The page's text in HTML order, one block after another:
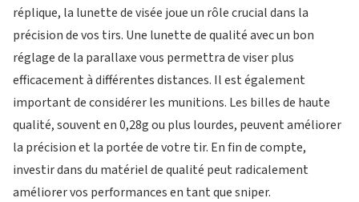
réplique, la lunette de visée joue un rôle crucial dans la
précision de vos tirs. Une lunette de qualité avec un bon
réglage de la parallaxe vous permettra de viser plus
efficacement à différentes distances. Il est également
important de considérer les munitions. Les billes de haute
qualité, souvent en 0,28g ou plus lourdes, peuvent améliorer
la précision et la portée de votre tir. En fin de compte,
investir dans du matériel de qualité peut radicalement
améliorer vos performances en tant que sniper.